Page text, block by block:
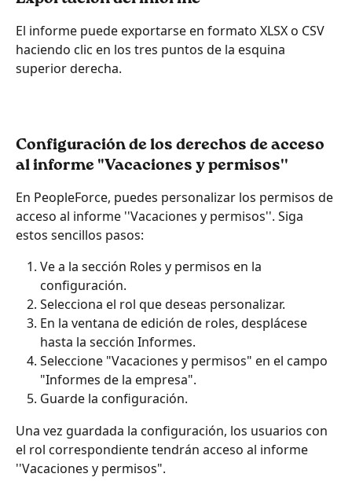
El informe puede exportarse en formato XLSX o CSV
haciendo clic en los tres puntos de la esquina
superior derecha.
Configuración de los derechos de acceso
al informe "Vacaciones y permisos''
En PeopleForce, puedes personalizar los permisos de
acceso al informe ''Vacaciones y permisos''. Siga
estos sencillos pasos:
Ve a la sección Roles y permisos en la
configuración.
Selecciona el rol que deseas personalizar.
En la ventana de edición de roles, desplácese
hasta la sección Informes.
Seleccione "Vacaciones y permisos" en el campo
"Informes de la empresa".
Guarde la configuración.
Una vez guardada la configuración, los usuarios con
el rol correspondiente tendrán acceso al informe
''Vacaciones y permisos".